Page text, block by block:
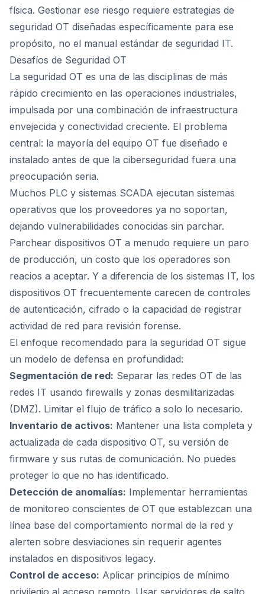
física. Gestionar ese riesgo requiere estrategias de
seguridad OT diseñadas específicamente para ese
propósito, no el manual estándar de seguridad IT.
Desafíos de Seguridad OT
La seguridad OT es una de las disciplinas de más
rápido crecimiento en las operaciones industriales,
impulsada por una combinación de infraestructura
envejecida y conectividad creciente. El problema
central: la mayoría del equipo OT fue diseñado e
instalado antes de que la ciberseguridad fuera una
preocupación seria.
Muchos PLC y sistemas SCADA ejecutan sistemas
operativos que los proveedores ya no soportan,
dejando vulnerabilidades conocidas sin parchar.
Parchear dispositivos OT a menudo requiere un paro
de producción, un costo que los operadores son
reacios a aceptar. Y a diferencia de los sistemas IT, los
dispositivos OT frecuentemente carecen de controles
de autenticación, cifrado o la capacidad de registrar
actividad de red para revisión forense.
El enfoque recomendado para la seguridad OT sigue
un modelo de defensa en profundidad:
Segmentación de red: Separar las redes OT de las
redes IT usando firewalls y zonas desmilitarizadas
(DMZ). Limitar el flujo de tráfico a solo lo necesario.
Inventario de activos: Mantener una lista completa y
actualizada de cada dispositivo OT, su versión de
firmware y sus rutas de comunicación. No puedes
proteger lo que no has identificado.
Detección de anomalías: Implementar herramientas
de monitoreo conscientes de OT que establezcan una
línea base del comportamiento normal de la red y
alerten sobre desviaciones sin requerir agentes
instalados en dispositivos legacy.
Control de acceso: Aplicar principios de mínimo
privilegio al acceso remoto. Usar servidores de salto